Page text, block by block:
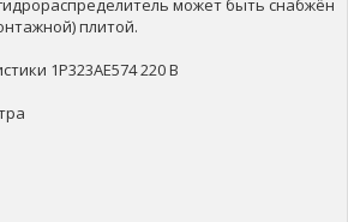
может быть снабжён
плитой.
1Р323АЕ574 220 В